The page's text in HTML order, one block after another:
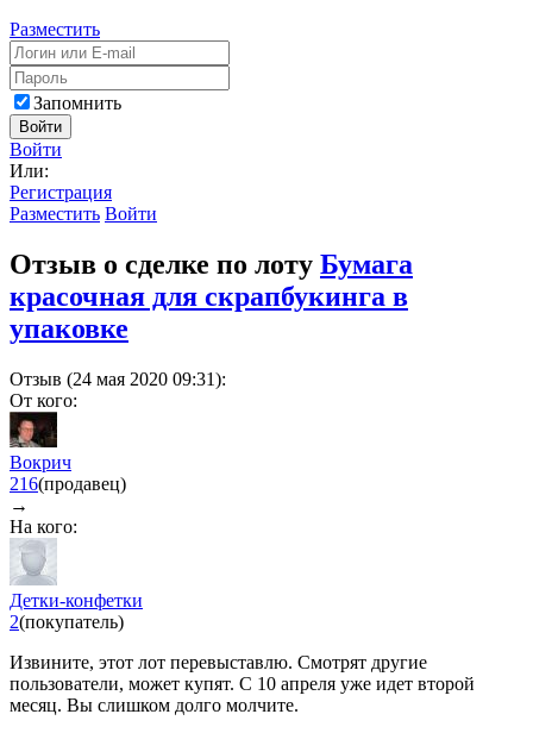
Разместить
Запомнить
Войти
Войти
Или:
Регистрация
Разместить Войти
Отзыв о сделке по лоту Бумага
красочная для скрапбукинга в
упаковке
Отзыв (24 мая 2020 09:31):
От кого:
Вокрич
216(продавец)
→
На кого:
Детки-конфетки
2(покупатель)
Извините, этот лот перевыставлю. Смотрят другие
пользователи, может купят. С 10 апреля уже идет второй
месяц. Вы слишком долго молчите.